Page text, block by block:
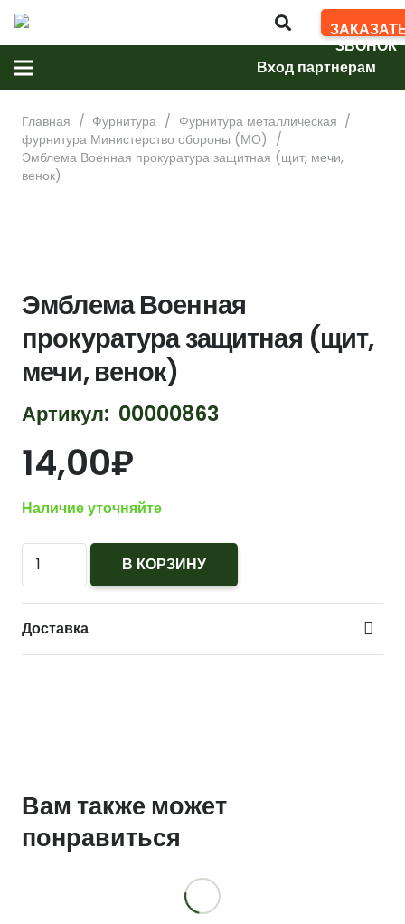
ЗВОНОК
Вход партнерам
Главная / Фурнитура / Фурнитура металлическая /
фурнитура Министерство обороны (МО) /
Эмблема Военная прокуратура защитная (щит, мечи,
венок)
Эмблема Военная
прокуратура защитная (щит,
мечи, венок)
Артикул: 00000863
14,00₽
Наличие уточняйте
Количество
Эмблема
Военная
прокуратура
защитная
В КОРЗИНУ
Доставка
Вам также может
понравиться